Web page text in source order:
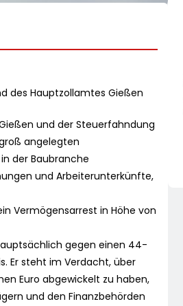
des Hauptzollamtes Gießen
und der Steuerfahndung
angelegten
der Baubranche
und Arbeiterunterkünfte,
Vermögensarrest in Höhe von
gegen einen 44-
Er steht im Verdacht, über
Euro abgewickelt zu haben,
und den Finanzbehörden